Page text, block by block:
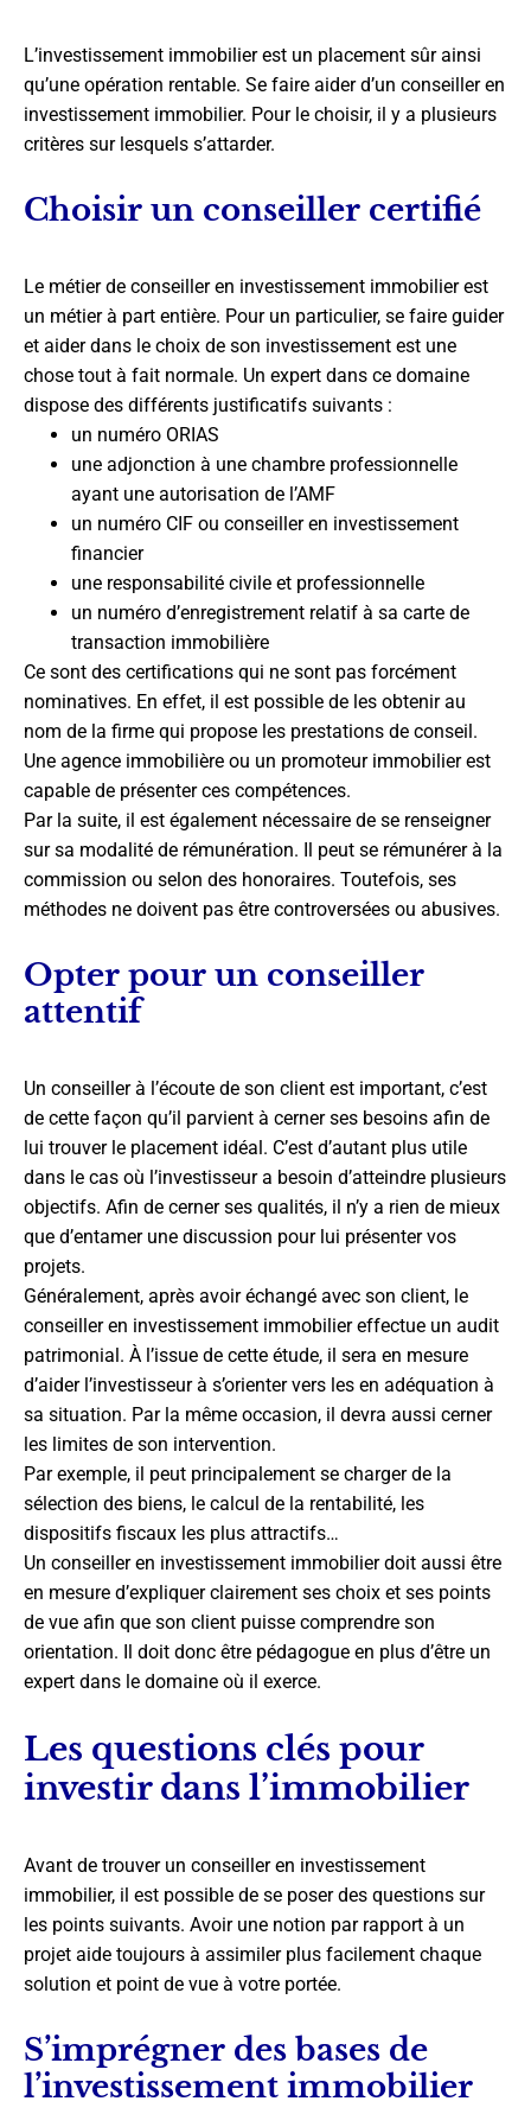
L’investissement immobilier est un placement sûr ainsi
qu’une opération rentable. Se faire aider d’un conseiller en
investissement immobilier. Pour le choisir, il y a plusieurs
critères sur lesquels s’attarder.
Choisir un conseiller certifié
Le métier de conseiller en investissement immobilier est
un métier à part entière. Pour un particulier, se faire guider
et aider dans le choix de son investissement est une
chose tout à fait normale. Un expert dans ce domaine
dispose des différents justificatifs suivants :
un numéro ORIAS
une adjonction à une chambre professionnelle
ayant une autorisation de l’AMF
un numéro CIF ou conseiller en investissement
financier
une responsabilité civile et professionnelle
un numéro d’enregistrement relatif à sa carte de
transaction immobilière
Ce sont des certifications qui ne sont pas forcément
nominatives. En effet, il est possible de les obtenir au
nom de la firme qui propose les prestations de conseil.
Une agence immobilière ou un promoteur immobilier est
capable de présenter ces compétences.
Par la suite, il est également nécessaire de se renseigner
sur sa modalité de rémunération. Il peut se rémunérer à la
commission ou selon des honoraires. Toutefois, ses
méthodes ne doivent pas être controversées ou abusives.
Opter pour un conseiller
attentif
Un conseiller à l’écoute de son client est important, c’est
de cette façon qu’il parvient à cerner ses besoins afin de
lui trouver le placement idéal. C’est d’autant plus utile
dans le cas où l’investisseur a besoin d’atteindre plusieurs
objectifs. Afin de cerner ses qualités, il n’y a rien de mieux
que d’entamer une discussion pour lui présenter vos
projets.
Généralement, après avoir échangé avec son client, le
conseiller en investissement immobilier effectue un audit
patrimonial. À l’issue de cette étude, il sera en mesure
d’aider l’investisseur à s’orienter vers les en adéquation à
sa situation. Par la même occasion, il devra aussi cerner
les limites de son intervention.
Par exemple, il peut principalement se charger de la
sélection des biens, le calcul de la rentabilité, les
dispositifs fiscaux les plus attractifs…
Un conseiller en investissement immobilier doit aussi être
en mesure d’expliquer clairement ses choix et ses points
de vue afin que son client puisse comprendre son
orientation. Il doit donc être pédagogue en plus d’être un
expert dans le domaine où il exerce.
Les questions clés pour
investir dans l’immobilier
Avant de trouver un conseiller en investissement
immobilier, il est possible de se poser des questions sur
les points suivants. Avoir une notion par rapport à un
projet aide toujours à assimiler plus facilement chaque
solution et point de vue à votre portée.
S’imprégner des bases de
l’investissement immobilier